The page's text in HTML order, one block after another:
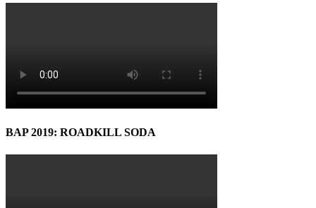
BAP 2019: ROADKILL SODA